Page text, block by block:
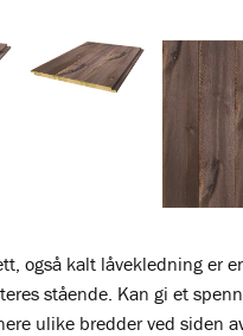
også kalt låvekledning er
stående. Kan gi et
ulike bredder ved siden